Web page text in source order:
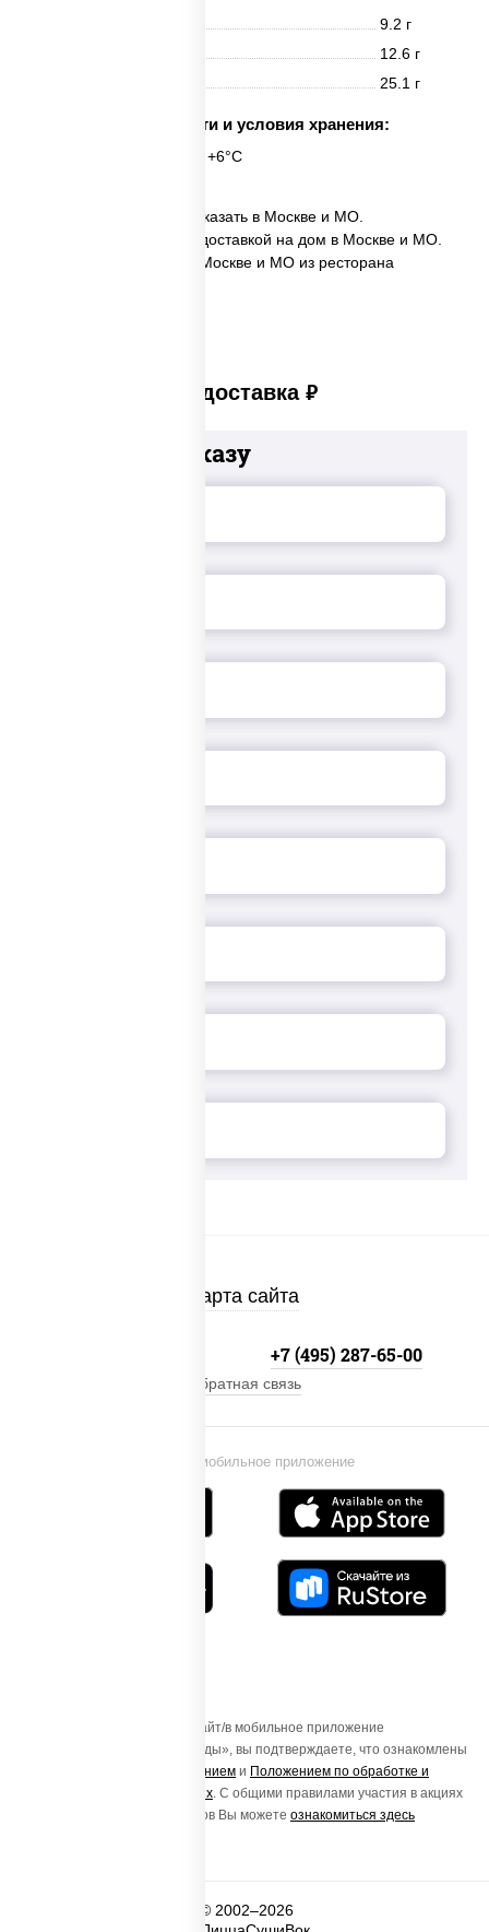
9.2 г
12.6 г
25.1 г
Срок годности и условия хранения:
24 часа при t° от +2°C до +6°C
✅ Пицца Дьябло мини заказать в Москве и МО.
✅ Пицца Дьябло мини с доставкой на дом в Москве и МО.
✅ Пицца Дьябло мини в Москве и МО из ресторана
Платная доставка руб
Добавьте к заказу
Карта сайта
Установи мобильное приложение
+7 (495) 287-65-00
Обратная связь
Осуществляя вход на этот Сайт/в мобильное приложение
«ПиццаСушиВок - доставка еды», вы подтверждаете, что ознакомлены
Пользовательским соглашением и Положением по обработке и
защите персональных данных . С общими правилами участия в акциях
и порядке получения подарков Вы можете ознакомиться здесь
© 2002–2026